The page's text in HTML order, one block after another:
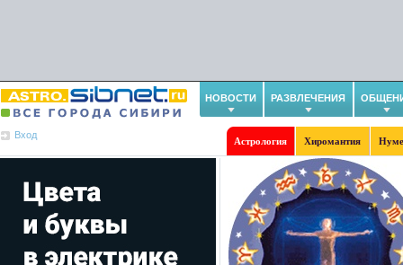
НОВОСТИ РАЗВЛЕЧЕНИЯ
Вход
Астрология Хиромантия